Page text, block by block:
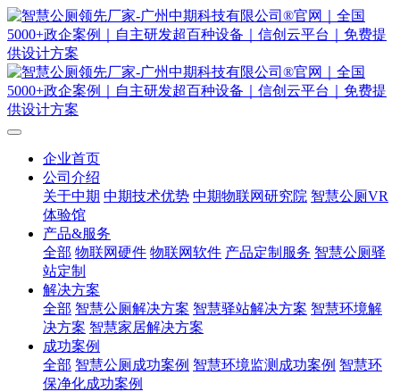
企业首页
公司介绍
关于中期 中期技术优势 中期物联网研究院 智慧公厕VR
体验馆
产品&服务
全部 物联网硬件 物联网软件 产品定制服务 智慧公厕驿
站定制
解决方案
全部 智慧公厕解决方案 智慧驿站解决方案 智慧环境解
决方案 智慧家居解决方案
成功案例
全部 智慧公厕成功案例 智慧环境监测成功案例 智慧环
保净化成功案例